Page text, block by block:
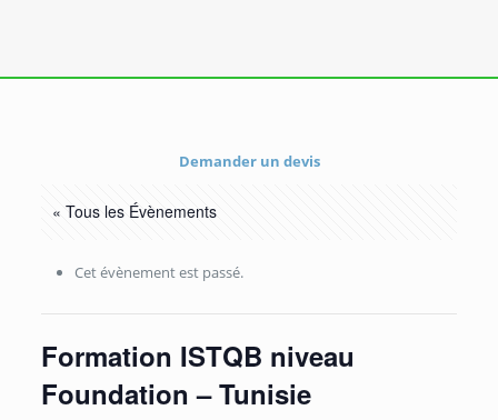
Demander un devis
« Tous les Évènements
Cet évènement est passé.
Formation ISTQB niveau
Foundation – Tunisie